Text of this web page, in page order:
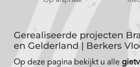
Gerealiseerde projecten
en Gelderland | Berkers
Op deze pagina bekijkt u alle